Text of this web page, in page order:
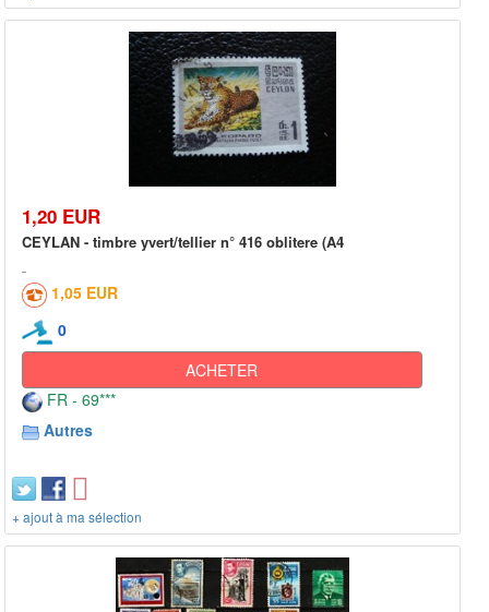
1,20 EUR
CEYLAN - timbre yvert/tellier n° 416 oblitere (A4
1,05 EUR
0
ACHETER
FR - 69***
Autres
+ ajout à ma sélection